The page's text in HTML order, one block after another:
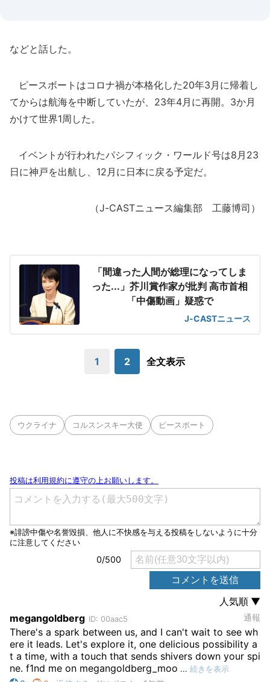
などと話した。
ピースボートはコロナ禍が本格化した20年3月に帰着し
てからは航海を中断していたが、23年4月に再開。3か月
かけて世界1周した。
イベントが行われたパシフィック・ワールド号は8月23
日に神戸を出航し、12月に日本に戻る予定だ。
（J-CASTニュース編集部 工藤博司）
「間違った人間が総理になってしま
った...」芥川賞作家が批判 高市首相
「中傷動画」疑惑で
J-CASTニュース
1 2 全文表示
ウクライナ コルスンスキー大使 ピースボート